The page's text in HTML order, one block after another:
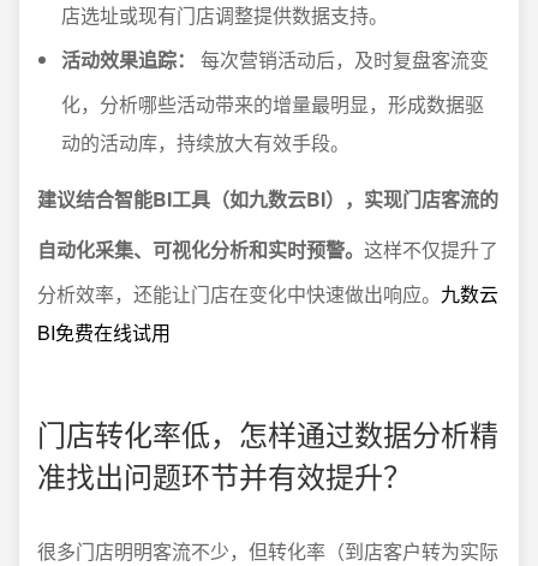
店选址或现有门店调整提供数据支持。
活动效果追踪：
每次营销活动后，及时复盘客流变
化，分析哪些活动带来的增量最明显，形成数据驱
动的活动库，持续放大有效手段。
建议结合智能BI工具（如九数云BI），实现门店客流的
自动化采集、可视化分析和实时预警。 这样不仅提升了
分析效率，还能让门店在变化中快速做出响应。 九数云
BI免费在线试用
门店转化率低，怎样通过数据分析精
准找出问题环节并有效提升？
很多门店明明客流不少，但转化率（到店客户转为实际